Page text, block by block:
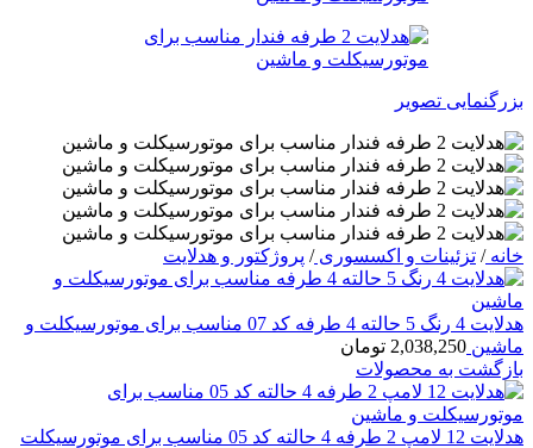
بزرگنمایی تصویر
خانه/ تزئینات و اکسسوری/ پروژکتور و هدلایت
هدلایت 4 رنگ 5 حالته 4 طرفه کد 07 مناسب برای موتورسیکلت و
ماشین 2,038,250 تومان
بازگشت به محصولات
هدلایت 12 لامپ 2 طرفه 4 حالته کد 05 مناسب برای موتورسیکلت